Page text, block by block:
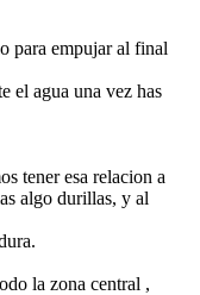
para empujar al final
el agua una vez has
tener esa relacion a
algo durillas, y al
la zona central ,